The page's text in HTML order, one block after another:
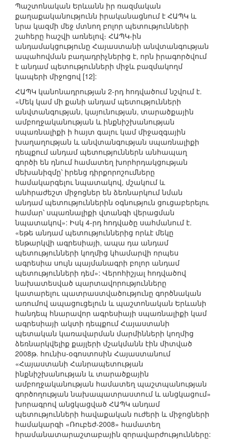
Պաշտոնական Երևանն իր ռազմական
քաղաքականությունն իրականացնում է ՀԱՊԿ և
նրա կազմի մեջ մտնող բոլոր պետությունների
շահերը հաշվի առնելով։ ՀԱՊԿ-ին
անդամակցությունը Հայաստանի անվտանգության
ապահովման բաղադրիչներից է, որն իրագործվում
է անդամ պետությունների միջև բազմակողմ
կապերի միջոցով [12]:
ՀԱՊԿ կանոնադրության 2-րդ հոդվածում նշվում է.
«Մեկ կամ մի քանի անդամ պետությունների
անվտանգության, կայունության, տարածքային
ամբողջականության և ինքնիշխանության
սպառնալիքի ի հայտ գալու կամ միջազգային
խաղաղության և անվտանգության սպառնալիքի
դեպքում անդամ պետություններն անհապաղ
գործի են դնում համատեղ խորհրդակցության
մեխանիզմը՝ իրենց դիրքորոշումները
համակարգելու նպատակով, մշակում և
անհրաժեշտ միջոցներ են ձեռնարկում նման
անդամ պետություններին օգնություն ցուցաբերելու
համար՝ սպառնալիքի վտանգի վերացման
նպատակով»: Իսկ 4-րդ հոդվածը սահմանում է.
«եթե անդամ պետություններից որևէ մեկը
ենթարկվի ագրեսիայի, ապա դա անդամ
պետությունների կողմից կհամարվի որպես
ագրեսիա սույն պայմանագրի բոլոր անդամ
պետությունների դեմ»: Վերոհիշյալ հոդվածով
նախատեսված պարտավորությունները
կատարելու պատրաստվածությունը գործնական
առումով ապացուցելուն և պաշտոնական Երևանի
հանդեպ հնարավոր ագրեսիայի սպառնալիքի կամ
ագրեսիայի ակտի դեպքում Հայաստանի
պետական կառավարման մարմինների կողմից
ձեռնարկվելիք քայլերի մշակմանն էին միտված
2008թ. հունիս-օգոստոսին Հայաստանում
«Հայաստանի Հանրապետության
ինքնիշխանության և տարածքային
ամբողջականության համատեղ պաշտպանության
գործողության նախապատրաստում և անցկացում»
խորագրով անցկացված ՀԱՊԿ անդամ
պետությունների հավաքական ուժերի և միջոցների
համակարգի «Ռուբեժ-2008» համատեղ
հրամանատարաշտաբային զորավարժությունները: